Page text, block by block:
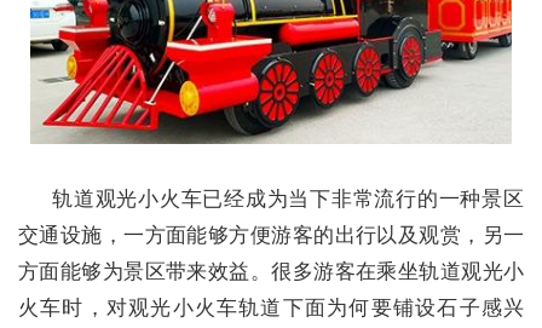
轨道观光小火车已经成为当下非常流行的一种景区
交通设施，一方面能够方便游客的出行以及观赏，另一
方面能够为景区带来效益。很多游客在乘坐轨道观光小
火车时，对观光小火车轨道下面为何要铺设石子感兴